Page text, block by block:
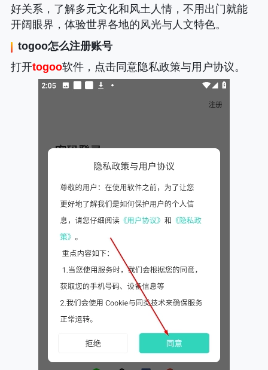
好关系，了解多元文化和风土人情，不用出门就能
开阔眼界，体验世界各地的风光与人文特色。
togoo怎么注册账号
打开togoo软件，点击同意隐私政策与用户协议。